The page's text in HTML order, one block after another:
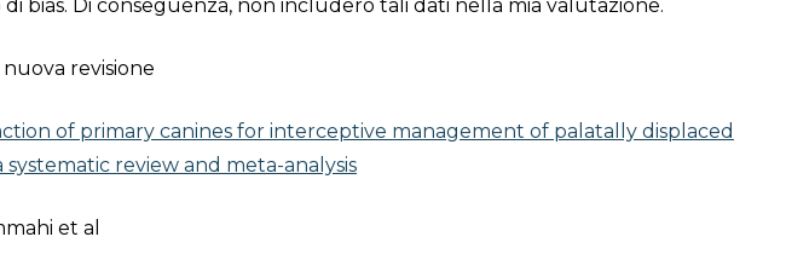
di bias. Di conseguenza, non includerò tali dati nella mia valutazione.
revisione
of primary canines for interceptive management of palatally displaced
review and meta-analysis
et al